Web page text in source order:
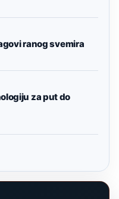
ranog svemira
za put do